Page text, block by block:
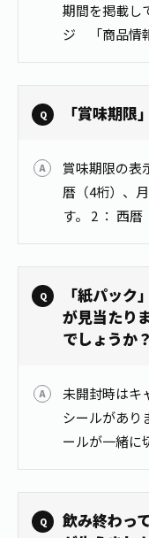
期間を掲載し
ジ 「商品情
https://
「賞味期限
賞味期限の表
暦（4桁）、
す。 2 ： 西
います。 ※賞
っている製品
しくお飲み…
「紙パッ
が見当たり
でしょうか？
未開封時はキ
シールがあり
ールが一緒に
はシールが見
ールは完全に
り口部分に残
飲み終わっ